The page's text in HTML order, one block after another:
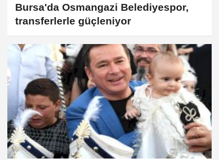
Bursa'da Osmangazi Belediyespor,
transferlerle güçleniyor